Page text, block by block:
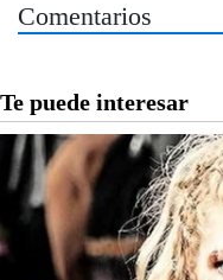
Comentarios